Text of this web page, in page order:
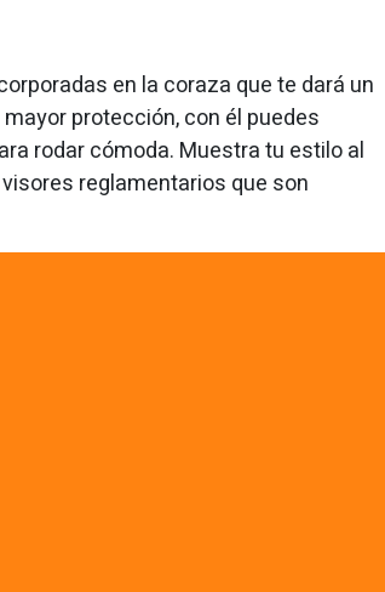
en la coraza que te dará un
protección, con él puedes
rodar cómoda. Muestra tu estilo al
reglamentarios que son